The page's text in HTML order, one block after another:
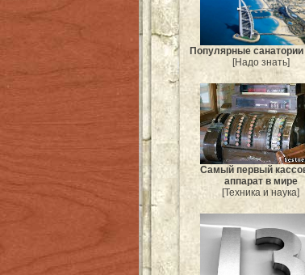
Популярные
[Надо знать]
Самый первый
аппарат в мире
[Техника и наука]